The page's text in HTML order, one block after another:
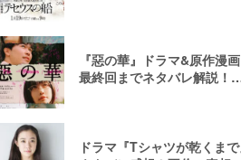
『惡の華』ドラマ&原作漫
最終回までネタバレ解説！
ドラマ『Tシャツが乾くまで